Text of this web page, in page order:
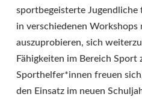
sportbegeisterte Jugendliche
in verschiedenen Workshops
auszuprobieren, sich
Fähigkeiten im Bereich Sport
Sporthelfer*innen freuen
den Einsatz im neuen